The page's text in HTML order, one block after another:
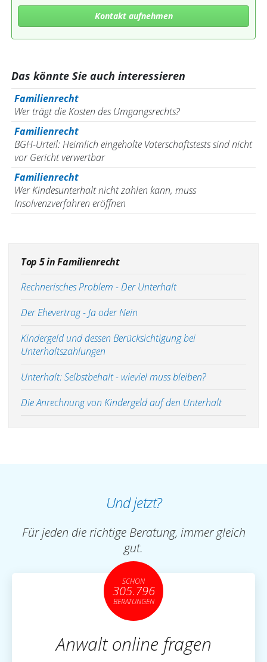
Kontakt aufnehmen
Das könnte Sie auch interessieren
Familienrecht
Wer trägt die Kosten des Umgangsrechts?
Familienrecht
BGH-Urteil: Heimlich eingeholte Vaterschaftstests sind nicht
vor Gericht verwertbar
Familienrecht
Wer Kindesunterhalt nicht zahlen kann, muss
Insolvenzverfahren eröffnen
Top 5 in Familienrecht
Rechnerisches Problem - Der Unterhalt
Der Ehevertrag - Ja oder Nein
Kindergeld und dessen Berücksichtigung bei
Unterhaltszahlungen
Unterhalt: Selbstbehalt - wieviel muss bleiben?
Die Anrechnung von Kindergeld auf den Unterhalt
Und jetzt?
Für jeden die richtige Beratung, immer gleich
gut.
SCHON
305.796
BERATUNGEN
Anwalt online fragen